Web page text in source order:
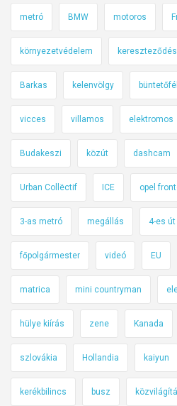
metró BMW motoros
környezetvédelem kereszteződés
Barkas kelenvölgy
vicces villamos elektromos
Budakeszi közút dashcam
Urban Collëctif ICE opel
3-as metró megállás 4-es út
főpolgármester videó EU
matrica mini countryman
hülye kiírás zene Kanada
szlovákia Hollandia kaiyun
kerékbilincs busz